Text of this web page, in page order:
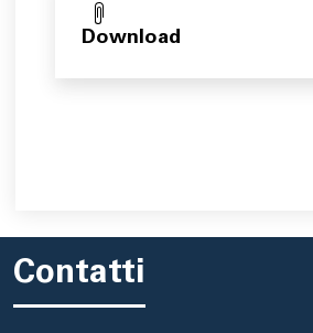
Download
Contatti